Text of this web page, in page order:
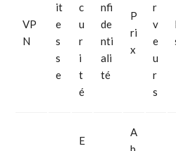
VP
N
it
e
s
s
e
c
u
r
i
t
é
nfi
de
nti
ali
té
P
ri
x
r
v
e
u
r
s
E
A